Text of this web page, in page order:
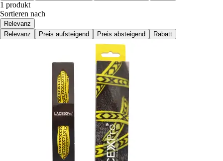
1 produkt
Sortieren nach
Relevanz
Relevanz
Preis aufsteigend Preis absteigend Rabatt